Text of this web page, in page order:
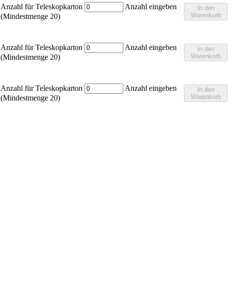
Anzahl für Teleskopkarton
Anzahl eingeben
(Mindestmenge 20)
In den
Warenkorb
Anzahl für Teleskopkarton
Anzahl eingeben
(Mindestmenge 20)
In den
Warenkorb
Anzahl für Teleskopkarton
Anzahl eingeben
(Mindestmenge 20)
In den
Warenkorb